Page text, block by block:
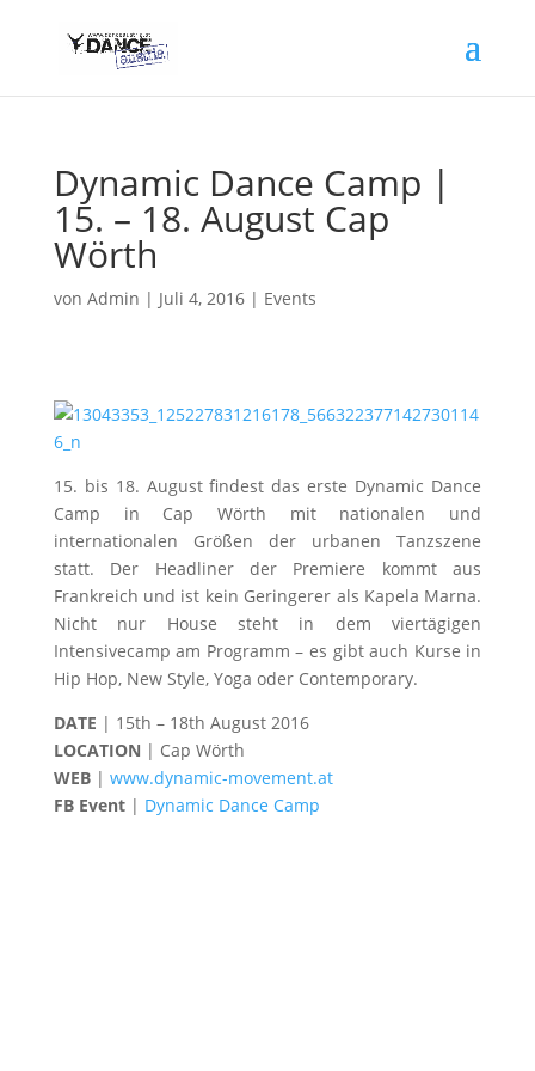
Dynamic Dance Camp |
15. – 18. August Cap
Wörth
von Admin | Juli 4, 2016| Events
15. bis 18. August findest das erste Dynamic Dance
Camp in Cap Wörth mit nationalen und
internationalen Größen der urbanen Tanzszene
statt. Der Headliner der Premiere kommt aus
Frankreich und ist kein Geringerer als Kapela Marna.
Nicht nur House steht in dem viertägigen
Intensivecamp am Programm – es gibt auch Kurse in
Hip Hop, New Style, Yoga oder Contemporary.
DATE | 15th – 18th August 2016
LOCATION | Cap Wörth
WEB| www.dynamic-movement.at
FB Event| Dynamic Dance Camp